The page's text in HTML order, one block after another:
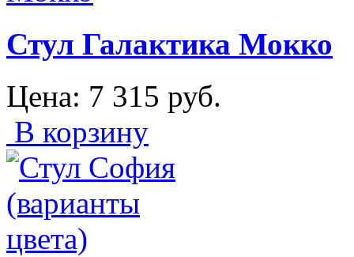
Стул Галактика Мокко
Цена: 7 315 руб.
В корзину